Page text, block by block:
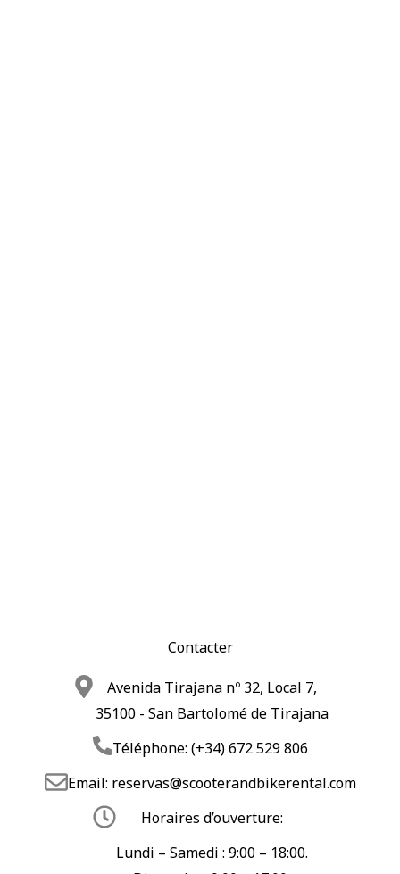
Contacter
Avenida Tirajana nº 32, Local 7,
35100 - San Bartolomé de Tirajana
Téléphone: (+34) 672 529 806
Email: reservas@scooterandbikerental.com
Horaires d’ouverture:
Lundi – Samedi : 9:00 – 18:00.